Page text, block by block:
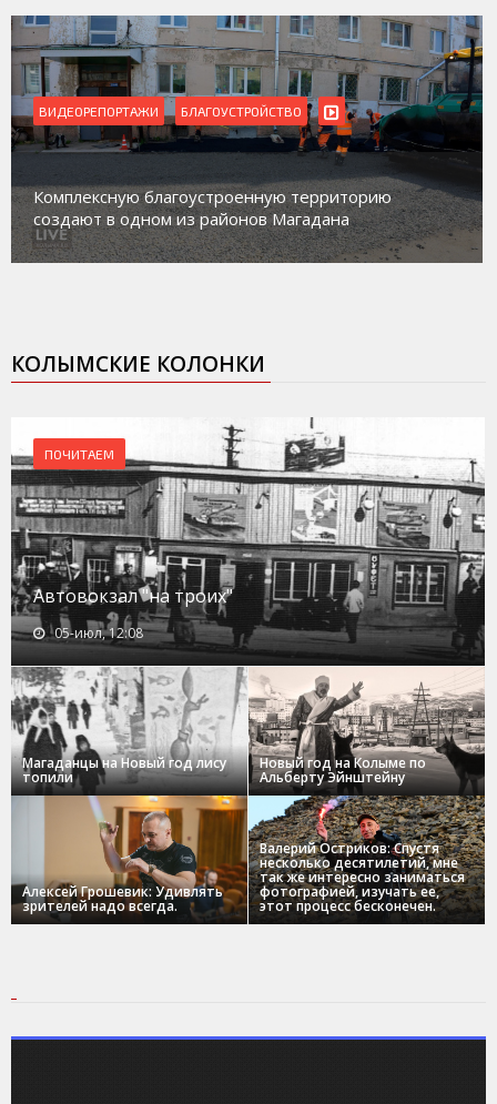
ВИДЕОРЕПОРТАЖИ БЛАГОУСТРОЙСТВО
Комплексную благоустроенную территорию
создают в одном из районов Магадана
КОЛЫМСКИЕ КОЛОНКИ
ПОЧИТАЕМ
Автовокзал "на троих"
05-июл, 12:08
Магаданцы на Новый год лису
топили
Новый год на Колыме по
Альберту Эйнштейну
Алексей Грошевик: Удивлять
зрителей надо всегда.
Валерий Остриков: Спустя
несколько десятилетий, мне
так же интересно заниматься
фотографией, изучать ее,
этот процесс бесконечен.